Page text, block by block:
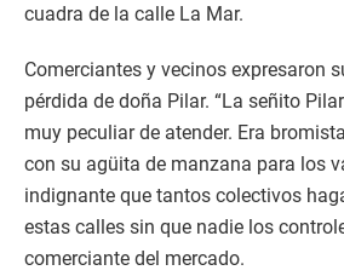
cuadra de la calle La Mar.
Comerciantes y vecinos expresaron
pérdida de doña Pilar. “La señito
muy peculiar de atender. Era
con su agüita de manzana para los
indignante que tantos colectivos
estas calles sin que nadie los
comerciante del mercado.